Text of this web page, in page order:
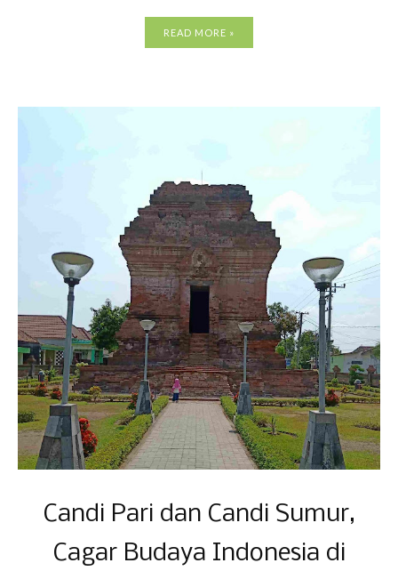
READ MORE »
Candi Pari dan Candi Sumur,
Cagar Budaya Indonesia di